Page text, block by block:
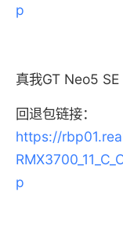
p
真我GT Neo5 SE
回退包链接：
https://
p